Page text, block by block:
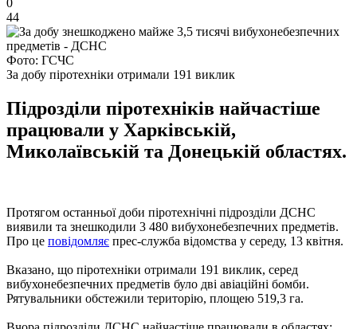
44
Фото: ГСЧС
За добу піротехніки отримали 191 виклик
Підрозділи піротехніків найчастіше
працювали у Харківській,
Миколаївській та Донецькій областях.
Протягом останньої доби піротехнічні підрозділи ДСНС
виявили та знешкодили 3 480 вибухонебезпечних предметів.
Про це повідомляє прес-служба відомства у середу, 13 квітня.
Вказано, що піротехніки отримали 191 виклик, серед
вибухонебезпечних предметів було дві авіаційні бомби.
Рятувальники обстежили територію, площею 519,3 га.